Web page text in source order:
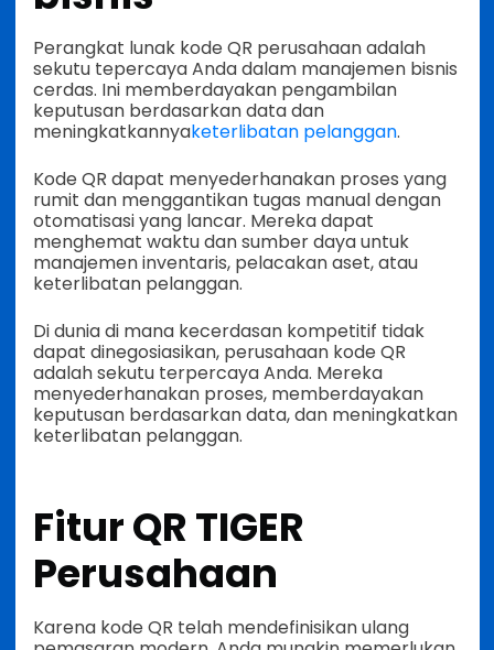
Perangkat lunak kode QR perusahaan adalah
sekutu tepercaya Anda dalam manajemen bisnis
cerdas. Ini memberdayakan pengambilan
keputusan berdasarkan data dan
meningkatkannyaketerlibatan pelanggan.
Kode QR dapat menyederhanakan proses yang
rumit dan menggantikan tugas manual dengan
otomatisasi yang lancar. Mereka dapat
menghemat waktu dan sumber daya untuk
manajemen inventaris, pelacakan aset, atau
keterlibatan pelanggan.
Di dunia di mana kecerdasan kompetitif tidak
dapat dinegosiasikan, perusahaan kode QR
adalah sekutu terpercaya Anda. Mereka
menyederhanakan proses, memberdayakan
keputusan berdasarkan data, dan meningkatkan
keterlibatan pelanggan.
Fitur QR TIGER
Perusahaan
Karena kode QR telah mendefinisikan ulang